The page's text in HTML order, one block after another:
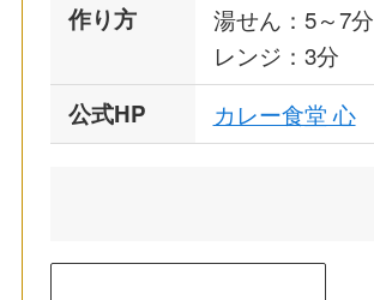
作り方
湯せん：5～7分
レンジ：3分
公式HP
カレー食堂 心